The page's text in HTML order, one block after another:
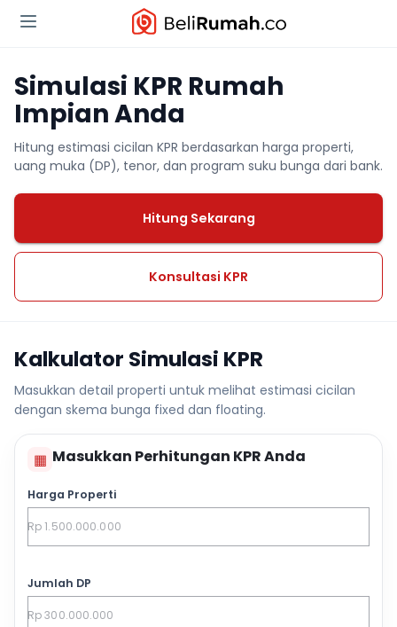
Simulasi KPR Rumah
Impian Anda
Hitung estimasi cicilan KPR berdasarkan harga properti,
uang muka (DP), tenor, dan program suku bunga dari bank.
Hitung Sekarang
Konsultasi KPR
Kalkulator Simulasi KPR
Masukkan detail properti untuk melihat estimasi cicilan
dengan skema bunga fixed dan floating.
▦ Masukkan Perhitungan KPR Anda
Harga Properti
Jumlah DP